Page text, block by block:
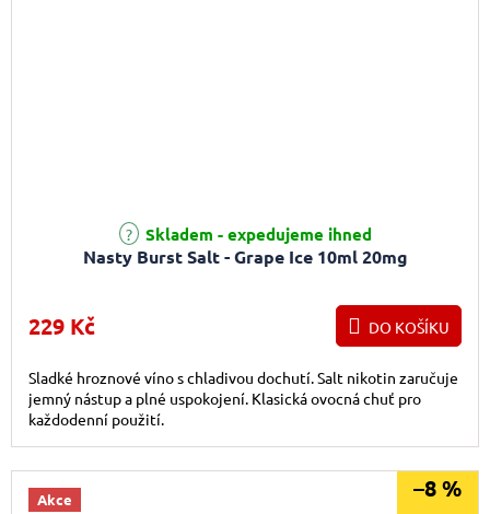
Nasty Burst Salt - Grape Ice 10ml 20mg
Skladem - expedujeme ihned
229 Kč DO KOŠÍKU
Sladké hroznové víno s chladivou dochutí. Salt nikotin zaručuje
jemný nástup a plné uspokojení. Klasická ovocná chuť pro
každodenní použití.
Akce
–8 %